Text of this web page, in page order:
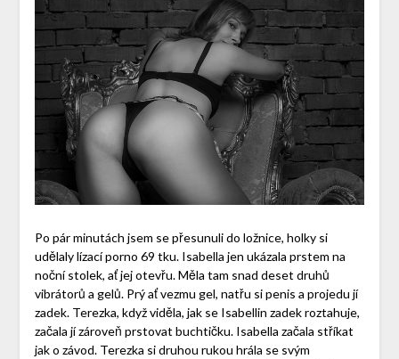
Po pár minutách jsem se přesunuli do ložnice, holky si
udělaly lízací porno 69 tku. Isabella jen ukázala prstem na
noční stolek, ať jej otevřu. Měla tam snad deset druhů
vibrátorů a gelů. Prý ať vezmu gel, natřu si penis a projedu jí
zadek. Terezka, když viděla, jak se Isabellin zadek roztahuje,
začala jí zároveň prstovat buchtičku. Isabella začala stříkat
jak o závod. Terezka si druhou rukou hrála se svým